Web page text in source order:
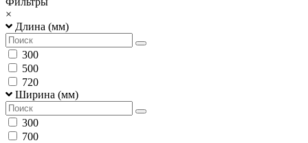
×
Длина (мм)
300
500
720
Ширина (мм)
300
700